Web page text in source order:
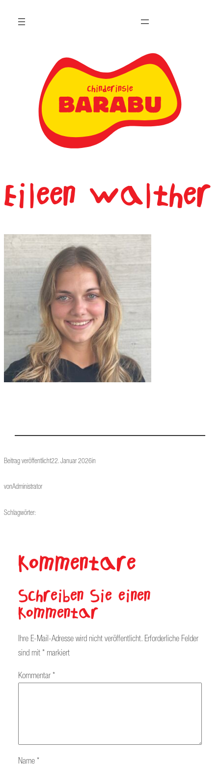
Inhalt
Eileen Walther
Beitrag veröffentlicht22. Januar 2026in
vonAdministrator
Schlagwörter:
Kommentare
Schreiben Sie einen
Kommentar
Ihre E-Mail-Adresse wird nicht veröffentlicht. Erforderliche Felder
sind mit *markiert
Kommentar*
Name *